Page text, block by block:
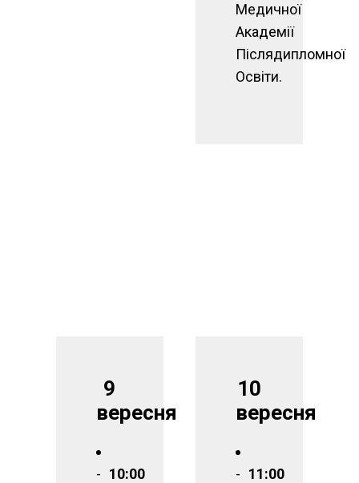
Медичної
Академії
Післядипломної
Освіти.
9
вересня
10:00
10
вересня
11:00